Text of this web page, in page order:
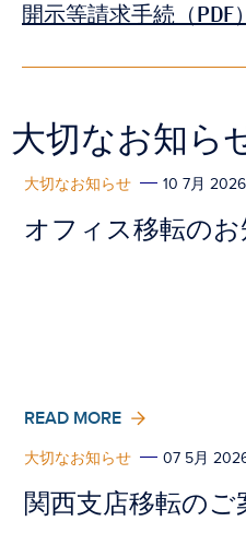
開示等請求手続（PDF）
大切なお知ら
大切なお知らせ 10 7月 2026
オフィス移転のお
READ MORE
大切なお知らせ 07 5月
関西支店移転のご